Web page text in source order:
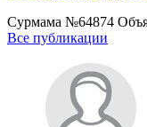
Сурмама №64874
Все публикации